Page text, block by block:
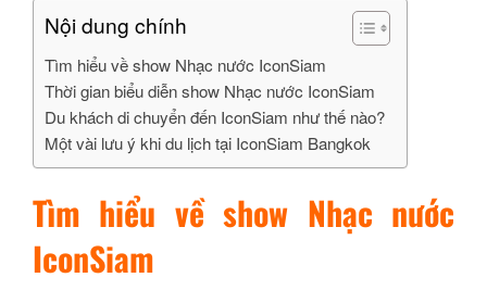
Nội dung chính
Tìm hiểu về show Nhạc nước IconSiam
Thời gian biểu diễn show Nhạc nước IconSiam
Du khách di chuyển đến IconSiam như thế nào?
Một vài lưu ý khi du lịch tại IconSiam Bangkok
Tìm hiểu vềshow Nhạc nước
IconSiam